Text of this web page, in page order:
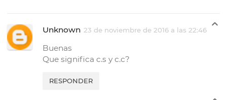
Unknown 23 de noviembre de 2016 a las 22:46
Buenas
Que significa c.s y c.c?
RESPONDER